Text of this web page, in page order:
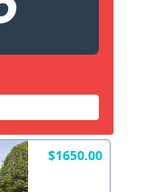
$1650.00